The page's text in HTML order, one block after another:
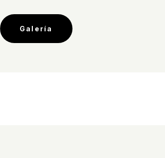
Galería